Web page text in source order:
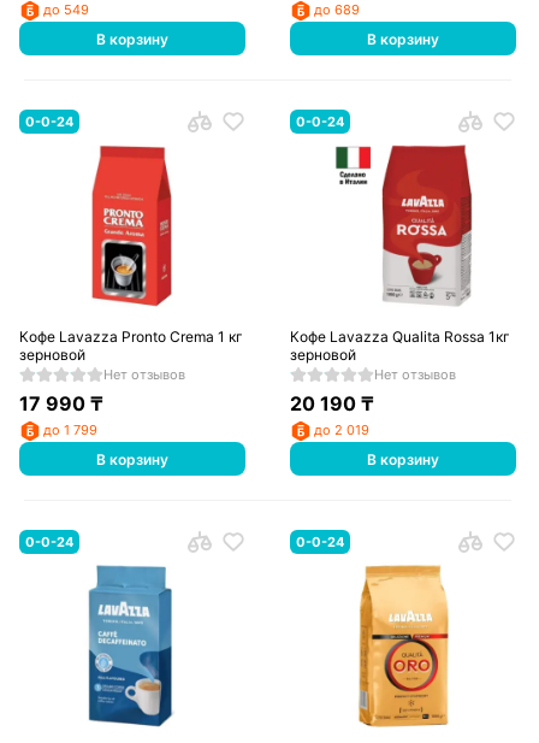
до 549
В корзину
до 689
В корзину
0-0-24
Кофе Lavazza Pronto Crema 1 кг
зерновой
Нет отзывов
17 990₸
до 1 799
В корзину
0-0-24
Кофе Lavazza Qualita Rossa 1кг
зерновой
Нет отзывов
20 190 ₸
до 2 019
В корзину
0-0-24 0-0-24